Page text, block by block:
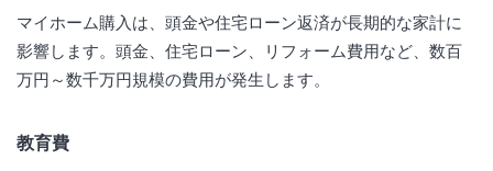
マイホーム購入は、頭金や住宅ローン返済が長期的な家計に
影響します。頭金、住宅ローン、リフォーム費用など、数百
万円～数千万円規模の費用が発生します。
教育費